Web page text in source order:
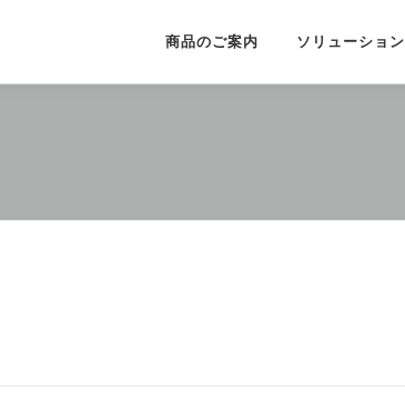
商品のご案内 ソリューション